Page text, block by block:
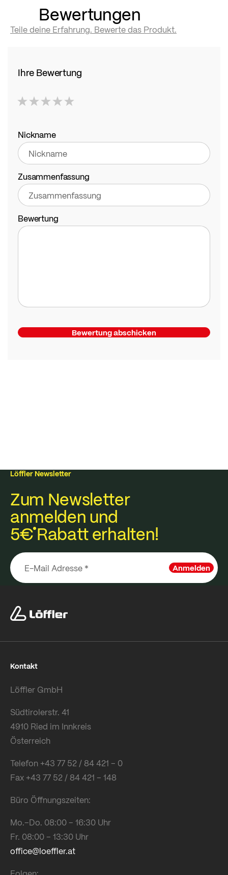
Bewertungen
Teile deine Erfahrung. Bewerte das Produkt.
Ihre Bewertung
star
stars
stars
stars
stars
Nickname
Zusammenfassung
Bewertung
Bewertung abschicken
Löffler Newsletter
Zum Newsletter
anmelden und
5€Rabatt erhalten!
Anmelden
Kontakt
Löffler GmbH
Südtirolerstr. 41
4910 Ried im Innkreis
Österreich
Telefon +43 77 52 / 84 421 – 0
Fax +43 77 52 / 84 421 – 148
Büro Öffnungszeiten:
Mo.–Do. 08:00 – 16:30 Uhr
Fr. 08:00 – 13:30 Uhr
office@loeffler.at